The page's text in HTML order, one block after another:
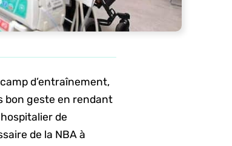
d’entraînement,
bon geste en rendant
de
de la NBA à